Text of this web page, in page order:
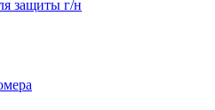
защиты г/н